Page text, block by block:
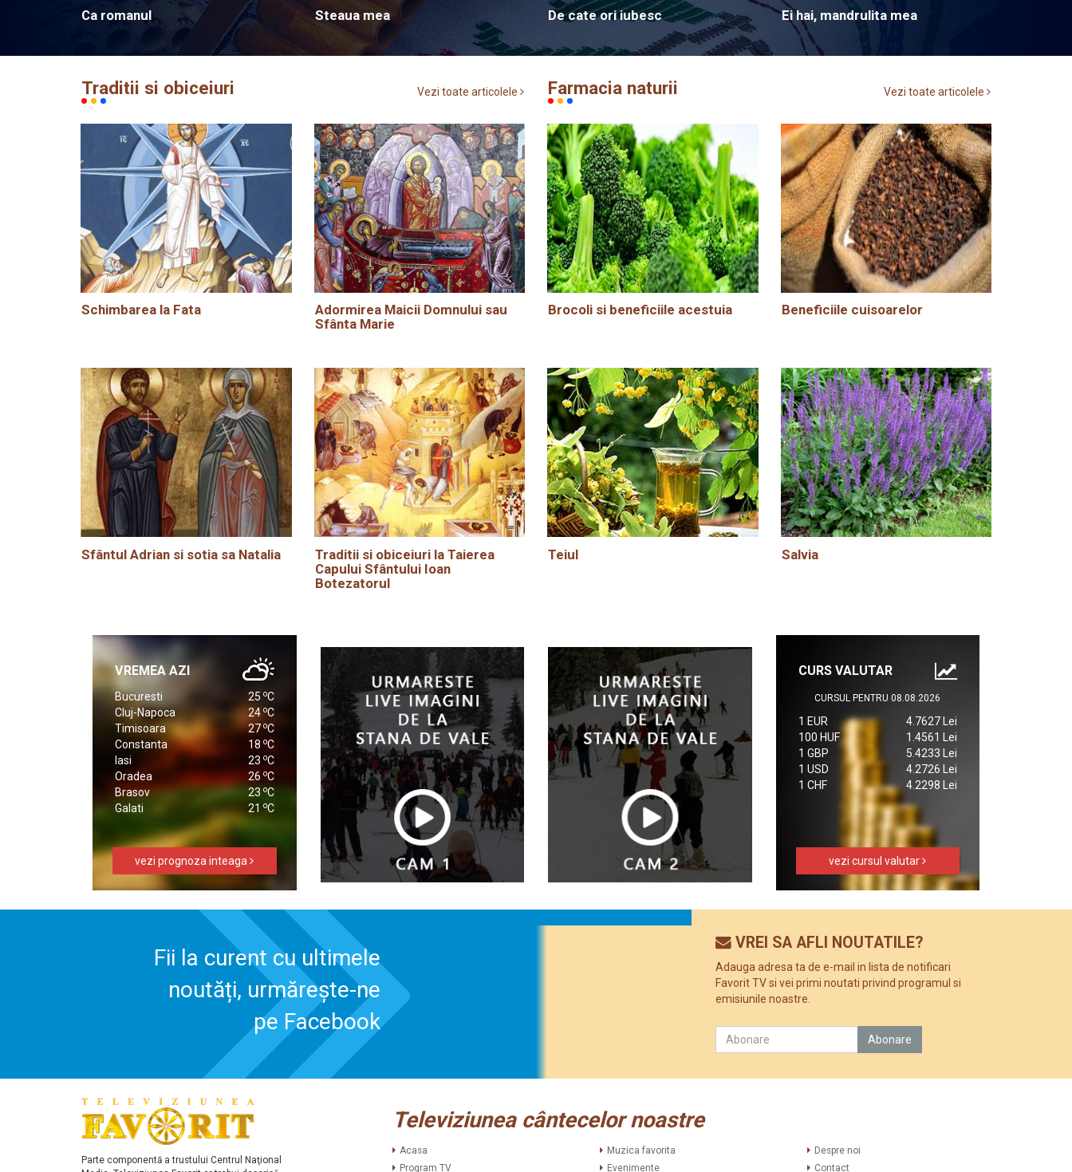
Ca romanul Steaua mea De cate ori iubesc Ei hai, mandrulita mea
Traditii si obiceiuri Vezi toate articolele
Schimbarea la Fata
Adormirea Maicii Domnului sau
Sfânta Marie
Sfântul Adrian si sotia sa Natalia
Traditii si obiceiuri la Taierea
Capului Sfântului Ioan
Botezatorul
Farmacia naturii Vezi toate articolele
Brocoli si beneficiile acestuia Beneficiile cuisoarelor
Teiul Salvia
VREMEA AZI
Bucuresti 25 oC
Cluj-Napoca
24 oC
Timisoara
27oC
Constanta
18 oC
Iasi
23 oC
Oradea
26 oC
Brasov
23 oC
Galati
21 oC
vezi prognoza inteaga
CURS VALUTAR
CURSUL PENTRU 08.08.2026
1 EUR
4.7627 Lei
100 HUF
1.4561 Lei
1 GBP
5.4233 Lei
1 USD
4.2726 Lei
1 CHF
4.2298 Lei
vezi cursul valutar
Fii la curent cu ultimele
noutăți, urmărește-ne
pe Facebook
VREI SA AFLI NOUTATILE?
Adauga adresa ta de e-mail in lista de notificari
Favorit TV si vei primi noutati privind programul si
emisiunile noastre.
Parte componentă a trustului Centrul Naţional
Televiziunea cântecelor noastre
Acasa
Program TV
Muzica favorita
Evenimente
Despre noi
Contact